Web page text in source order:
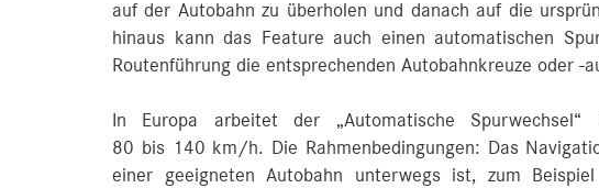
auf der Autobahn zu überholen und danach auf die
hinaus kann das Feature auch einen automatischen
Routenführung die entsprechenden Autobahnkreuze oder -
In Europa arbeitet der „Automatische Spurwechsel“
80 bis 140 km/h. Die Rahmenbedingungen: Das
einer geeigneten Autobahn unterwegs ist, zum